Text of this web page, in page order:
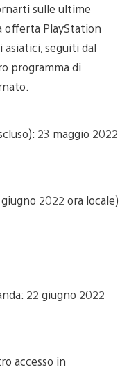
sulle ultime
offerta PlayStation
asiatici, seguiti dal
programma di
23 maggio 2022
2022 ora locale)
22 giugno 2022
accesso in